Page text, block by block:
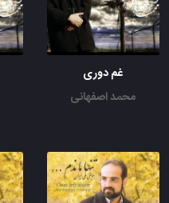
غم دوری
محمد اصفهانی